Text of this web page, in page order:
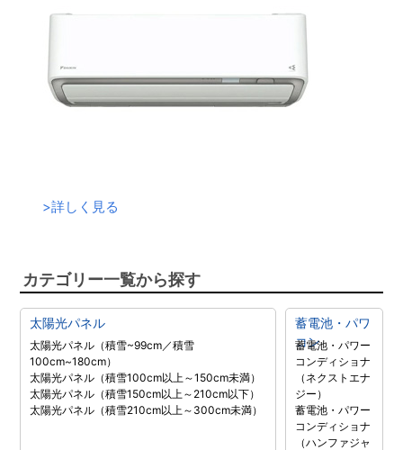
>詳しく見る
カテゴリー一覧から探す
太陽光パネル
太陽光パネル（積雪~99cm／積雪
100cm~180cm）
太陽光パネル（積雪100cm以上～150cm未満）
太陽光パネル（積雪150cm以上～210cm以下）
太陽光パネル（積雪210cm以上～300cm未満）
蓄電池・パワ
コン
蓄電池・パワー
コンディショナ
（ネクストエナ
ジー）
蓄電池・パワー
コンディショナ
（ハンファジャ